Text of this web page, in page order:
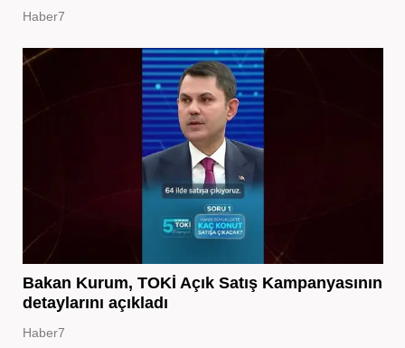
Haber7
Bakan Kurum, TOKİ Açık Satış Kampanyasının
detaylarını açıkladı
Haber7